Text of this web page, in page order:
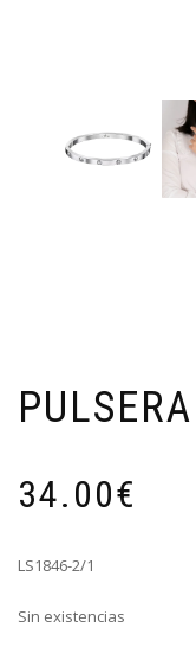
34.00€
LS1846-2/1
Sin existencias